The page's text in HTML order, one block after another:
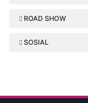
ROAD SHOW
SOSIAL